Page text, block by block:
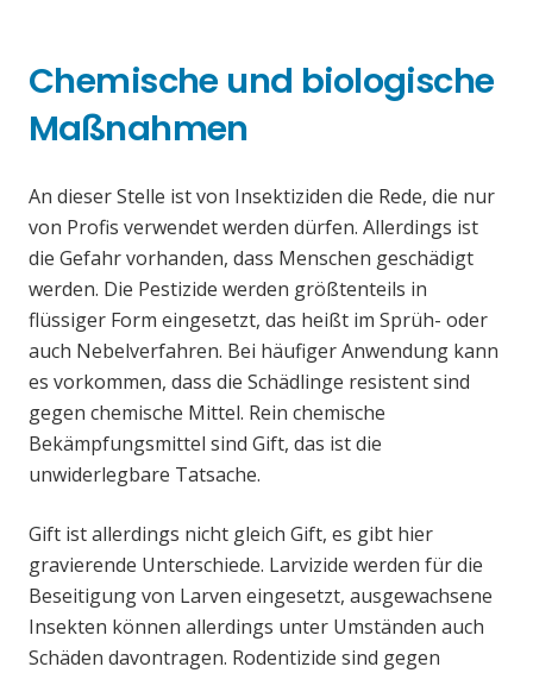
Chemische und biologische
Maßnahmen
An dieser Stelle ist von Insektiziden die Rede, die nur
von Profis verwendet werden dürfen. Allerdings ist
die Gefahr vorhanden, dass Menschen geschädigt
werden. Die Pestizide werden größtenteils in
flüssiger Form eingesetzt, das heißt im Sprüh- oder
auch Nebelverfahren. Bei häufiger Anwendung kann
es vorkommen, dass die Schädlinge resistent sind
gegen chemische Mittel. Rein chemische
Bekämpfungsmittel sind Gift, das ist die
unwiderlegbare Tatsache.
Gift ist allerdings nicht gleich Gift, es gibt hier
gravierende Unterschiede. Larvizide werden für die
Beseitigung von Larven eingesetzt, ausgewachsene
Insekten können allerdings unter Umständen auch
Schäden davontragen. Rodentizide sind gegen